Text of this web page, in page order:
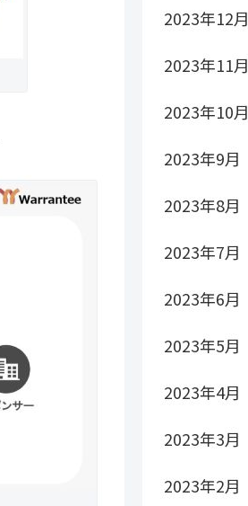
2023年12月
2023年11月
2023年10月
2023年9月
2023年8月
2023年7月
2023年6月
2023年5月
2023年4月
2023年3月
2023年2月